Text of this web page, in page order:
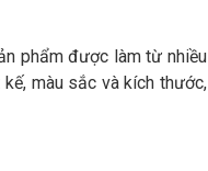
phẩm được làm từ nhiều
màu sắc và kích thước,